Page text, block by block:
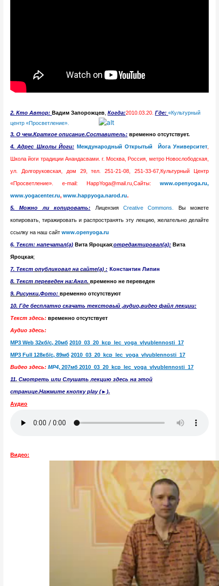
2. Кто Автор: Вадим Запорожцев ,Когда:2010.03.20.Где:«Культурный
центр «Просветление».
3. О чем.Краткое описание.Составитель: временно отсутствует.
4.Адрес Школы Йоги: Международный Открытый Йога Университет,
Школа йоги традиции Анандасвами. г. Москва, Россия, метро Новослободская,
ул. Долгоруковская, дом 29, тел. 251-21-08, 251-33-67,Культурный Центр
«Просветление». e-mail: HappYoga@mail.ru,Сайты: www.openyoga.ru,
www.yogacenter.ru,www.happyoga.narod.ru.
5. Можно ли копировать: Лицензия Creative Commons. Вы можете
копировать, тиражировать и распространять эту лекцию, желательно делайте
ссылку на наш сайтwww.openyoga.ru
6. Текст: напечатал(а) Вита Яроцкая;отредактировал(а): Вита
Яроцкая;
7. Текст опубликовал на сайте(а) : Константин Липин
8. Текст переведен на:Англ.временно не переведен
9. Рисунки,Фото:временно отсутствуют
10. Где бесплатно скачать текстовый ,аудио,видео файл лекции:
Текст здесь: временно отсутствует
Аудио здесь:
MP3 Web 32кб/с,20мб 2010_03_20_kcp_lec_yoga _vlyublennosti_17
MP3 Full 128кб/с,89мб 2010_03_20_kcp_lec_yoga _vlyublennosti_17
Видео здесь: MP4, 207мб 2010_03_20_kcp_lec_yoga _vlyublennosti _17
11. Смотреть или Слушать лекцию здесь на этой
странице.Нажмите кнопку play (►).
Аудио
Видео: